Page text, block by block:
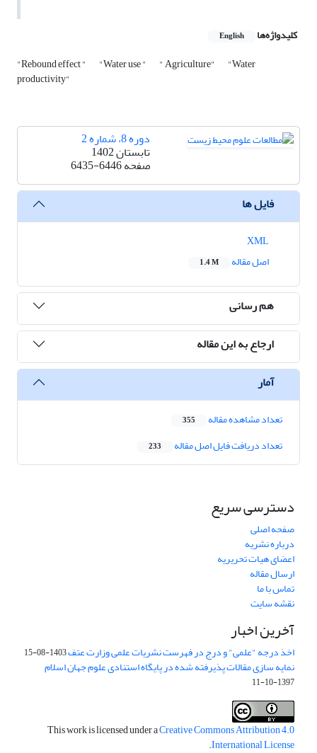
کلیدواژه‌ها English
"Rebound effect " "Water use " " Agriculture" "Water
productivity"
دوره 8، شماره 2
تابستان 1402
صفحه6435-6446
فایل ها
اصل مقاله
1.4 M
هم رسانی
ارجاع به این مقاله
آمار
تعداد مشاهده مقاله 355
تعداد دریافت فایل اصل مقاله 233
دسترسی سریع
صفحه اصلی
درباره نشریه
اعضای هیات تحریریه
ارسال مقاله
تماس با ما
نقشه سایت
آخرین اخبار
اخذ درجه "علمی" و درج در فهرست نشریات علمی وزارت عتف1403-08-15
نمایه سازی مقالات پذیرفته شده در پایگاه استنادی علوم جهان اسلام
1397-10-11
This work is licensed under aCreative Commons Attribution 4.0
International License
.